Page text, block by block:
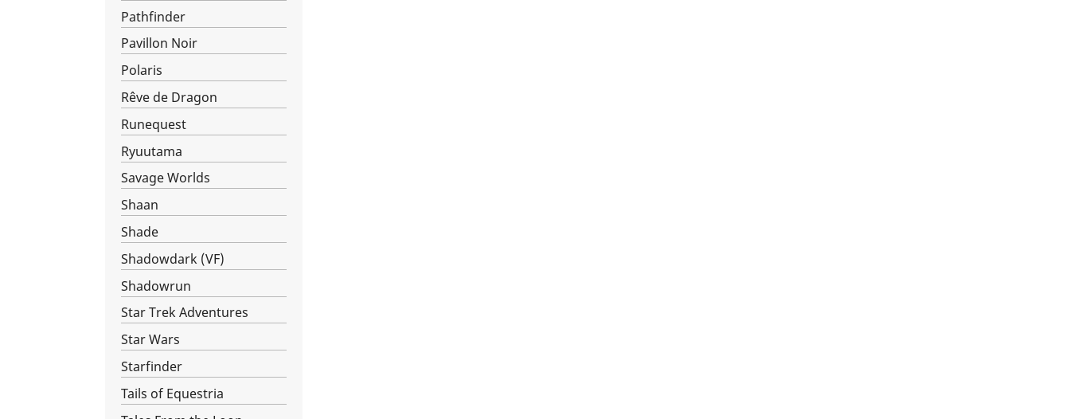
Pathfinder
Pavillon Noir
Polaris
Rêve de Dragon
Runequest
Ryuutama
Savage Worlds
Shaan
Shade
Shadowdark (VF)
Shadowrun
Star Trek Adventures
Star Wars
Starfinder
Tails of Equestria